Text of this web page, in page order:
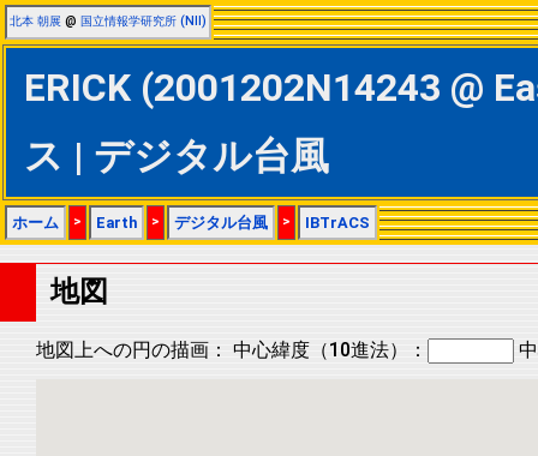
北本 朝展 @ 国立情報学研究所 (NII)
ERICK (2001202N14243 @
ス | デジタル台風
ホーム > Earth > デジタル台風 > IBTrACS
地図
地図上への円の描画： 中心緯度（10進法）：